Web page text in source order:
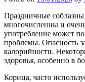
Праздничные
многочисленны и
употребление может
проблемы. Опасность
калорийности.
здоровья, особенно в
Корица, часто